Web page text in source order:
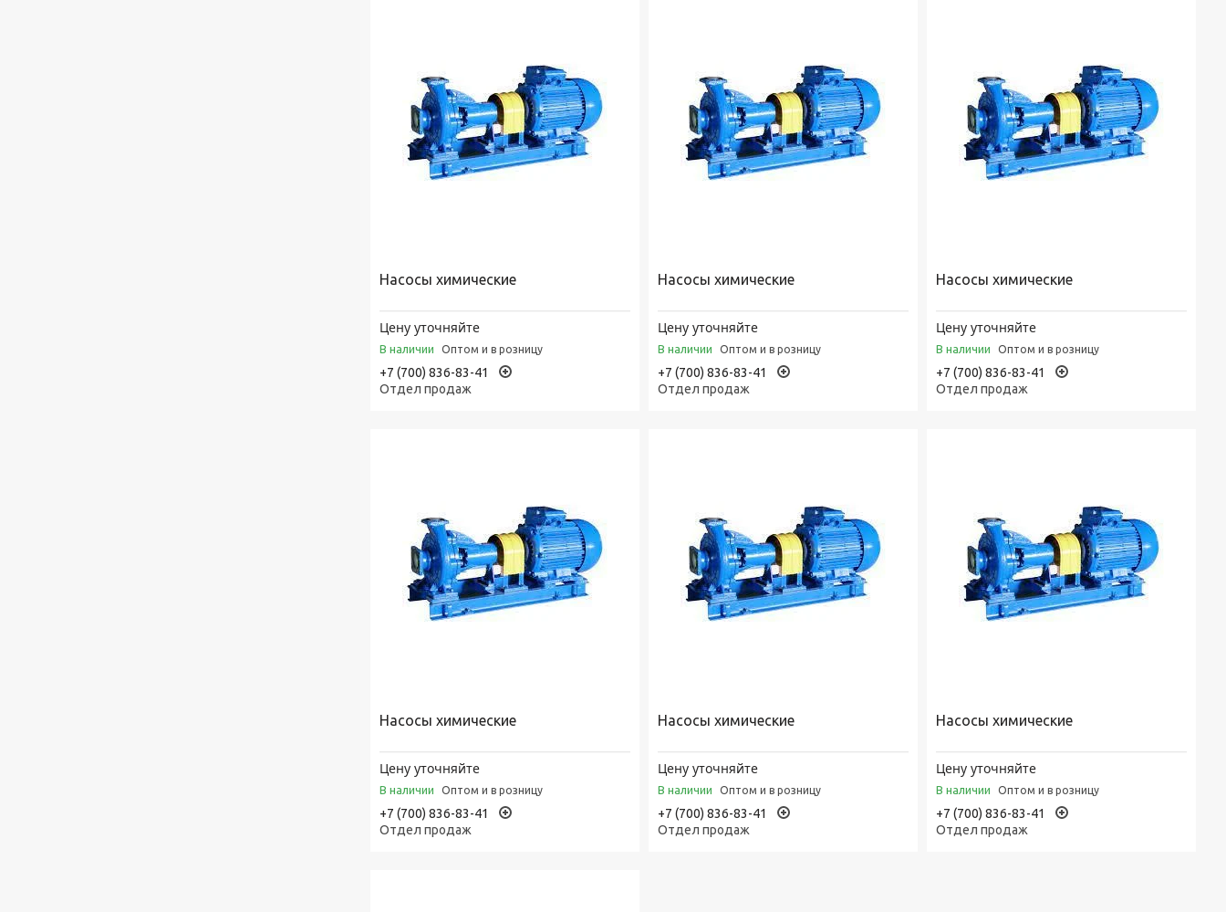
Насосы химические
Цену уточняйте
В наличии Оптом и в розницу
+7 (700) 836-83-41
Отдел продаж
Насосы химические
Цену уточняйте
В наличии Оптом и в розницу
+7 (700) 836-83-41
Отдел продаж
Насосы химические
Цену уточняйте
В наличии Оптом и в розницу
+7 (700) 836-83-41
Отдел продаж
Насосы химические
Цену уточняйте
В наличии Оптом и в розницу
+7 (700) 836-83-41
Отдел продаж
Насосы химические
Цену уточняйте
В наличии Оптом и в розницу
+7 (700) 836-83-41
Отдел продаж
Насосы химические
Цену уточняйте
В наличии Оптом и в розницу
+7 (700) 836-83-41
Отдел продаж